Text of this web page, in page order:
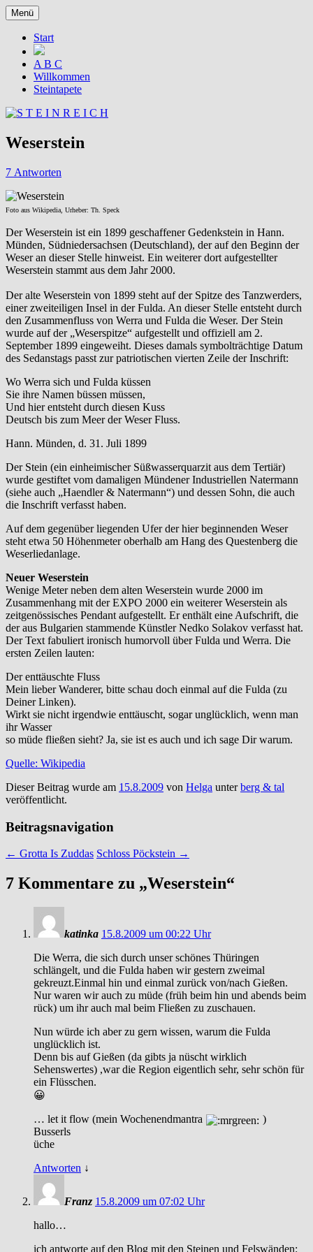
Zum
Inhalt
springen
S T E I N R E I C H
Menü
Start
A B C
Willkommen
Steintapete
Weserstein
7 Antworten
Foto aus Wikipedia, Urheber: Th. Speck
Der Weserstein ist ein 1899 geschaffener Gedenkstein in Hann.
Münden, Südniedersachsen (Deutschland), der auf den Beginn der
Weser an dieser Stelle hinweist. Ein weiterer dort aufgestellter
Weserstein stammt aus dem Jahr 2000.
Der alte Weserstein von 1899 steht auf der Spitze des Tanzwerders,
einer zweiteiligen Insel in der Fulda. An dieser Stelle entsteht durch
den Zusammenfluss von Werra und Fulda die Weser. Der Stein
wurde auf der „Weserspitze“ aufgestellt und offiziell am 2.
September 1899 eingeweiht. Dieses damals symbolträchtige Datum
des Sedanstags passt zur patriotischen vierten Zeile der Inschrift:
Wo Werra sich und Fulda küssen
Sie ihre Namen büssen müssen,
Und hier entsteht durch diesen Kuss
Deutsch bis zum Meer der Weser Fluss.
Hann. Münden, d. 31. Juli 1899
Der Stein (ein einheimischer Süßwasserquarzit aus dem Tertiär)
wurde gestiftet vom damaligen Mündener Industriellen Natermann
(siehe auch „Haendler & Natermann“) und dessen Sohn, die auch
die Inschrift verfasst haben.
Auf dem gegenüber liegenden Ufer der hier beginnenden Weser
steht etwa 50 Höhenmeter oberhalb am Hang des Questenberg die
Weserliedanlage.
Neuer Weserstein
Wenige Meter neben dem alten Weserstein wurde 2000 im
Zusammenhang mit der EXPO 2000 ein weiterer Weserstein als
zeitgenössisches Pendant aufgestellt. Er enthält eine Aufschrift, die
der aus Bulgarien stammende Künstler Nedko Solakov verfasst hat.
Der Text fabuliert ironisch humorvoll über Fulda und Werra. Die
ersten Zeilen lauten:
Der enttäuschte Fluss
Mein lieber Wanderer, bitte schau doch einmal auf die Fulda (zu
Deiner Linken).
Wirkt sie nicht irgendwie enttäuscht, sogar unglücklich, wenn man
ihr Wasser
so müde fließen sieht? Ja, sie ist es auch und ich sage Dir warum.
Quelle: Wikipedia
Dieser Beitrag wurde am 15.8.2009 von Helga unterberg & tal
veröffentlicht.
Beitragsnavigation
← Grotta Is Zuddas Schloss Pöckstein →
7 Kommentare zu „Weserstein“
katinka 15.8.2009 um 00:22 Uhr
Die Werra, die sich durch unser schönes Thüringen
schlängelt, und die Fulda haben wir gestern zweimal
gekreuzt.Einmal hin und einmal zurück von/nach Gießen.
Nur waren wir auch zu müde (früh beim hin und abends beim
rück) um ihr auch mal beim Fließen zu zuschauen.
Nun würde ich aber zu gern wissen, warum die Fulda
unglücklich ist.
Denn bis auf Gießen (da gibts ja nüscht wirklich
Sehenswertes) ,war die Region eigentlich sehr, sehr schön für
ein Flüsschen.
😀
… let it flow (mein Wochenendmantra
)
Busserls
üche
Antworten ↓
Franz 15.8.2009 um 07:02 Uhr
hallo…
ich antworte auf den Blog mit den Steinen und Felswänden: